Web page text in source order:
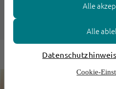
Cookie-
Alle
Alle
Weiterlesen